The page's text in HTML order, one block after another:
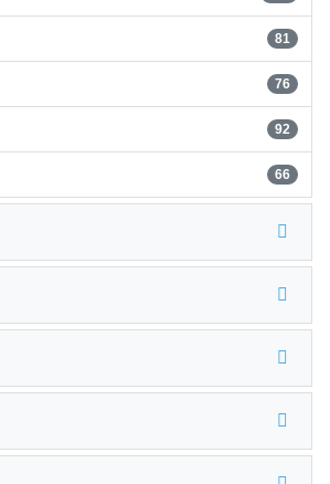
81
76
92
66